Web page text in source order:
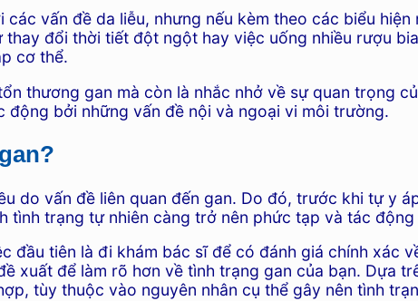
vấn đề da liễu, nhưng nếu kèm theo các biểu
đổi thời tiết đột ngột hay việc uống nhiều rượu
cơ thể.
thương gan mà còn là nhắc nhở về sự quan trọng
bởi những vấn đề nội và ngoại vi môi trường.
do vấn đề liên quan đến gan. Do đó, trước khi tự y
tình trạng tự nhiên càng trở nên phức tạp và tác
đầu tiên là đi khám bác sĩ để có đánh giá chính xác
xuất để làm rõ hơn về tình trạng gan của bạn. Dựa
tùy thuộc vào nguyên nhân cụ thể gây nên tình